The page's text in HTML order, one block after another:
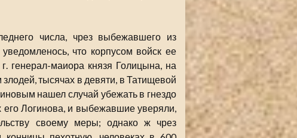
числа, чрез выбежавшего из
что корпусом войск ее
генерал-маиора князя Голицына, на
тысячах в девяти, в Татищевой
нашел случай убежать в гнездо
его Логинова, и выбежавшие уверяли,
своему меры; однако ж чрез